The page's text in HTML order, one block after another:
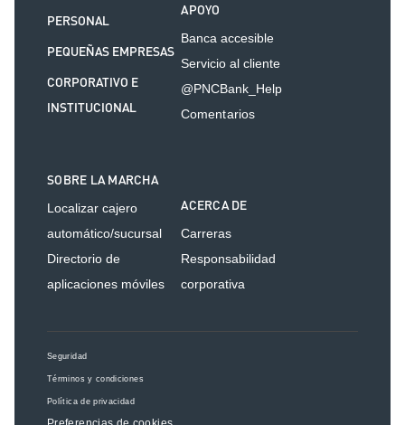
PERSONAL
PEQUEÑAS EMPRESAS
CORPORATIVO E
INSTITUCIONAL
APOYO
Banca accesible
Servicio al cliente
@PNCBank_Help
Comentarios
SOBRE LA MARCHA
Localizar cajero
automático/sucursal
Directorio de
aplicaciones móviles
ACERCA DE
Carreras
Responsabilidad
corporativa
Seguridad
Términos y condiciones
Política de privacidad